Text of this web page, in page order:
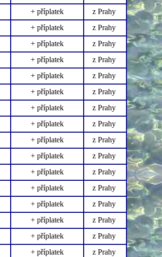
+ příplatek
z Prahy
+ příplatek
z Prahy
+ příplatek
z Prahy
+ příplatek
z Prahy
+ příplatek
z Prahy
+ příplatek
z Prahy
+ příplatek
z Prahy
+ příplatek
z Prahy
+ příplatek
z Prahy
+ příplatek
z Prahy
+ příplatek
z Prahy
+ příplatek
z Prahy
+ příplatek
z Prahy
+ příplatek
z Prahy
+ příplatek
z Prahy
+ příplatek
z Prahy